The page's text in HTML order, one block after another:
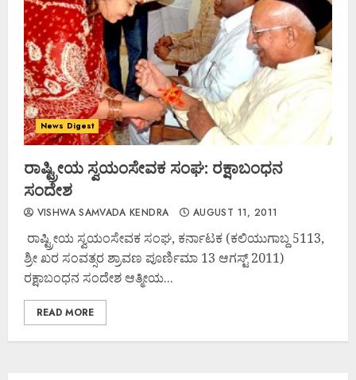
News Digest
ರಾಷ್ಟ್ರೀಯ ಸ್ವಯಂಸೇವಕ ಸಂಘ: ರಕ್ಷಾಬಂಧನ
ಸಂದೇಶ
VISHWA SAMVADA KENDRA AUGUST 11, 2011
ರಾಷ್ಟ್ರೀಯ ಸ್ವಯಂಸೇವಕ ಸಂಘ, ಕರ್ನಾಟಕ (ಕಲಿಯುಗಾಬ್ದ 5113,
ಶ್ರೀ ಖರ ಸಂವತ್ಸರ ಶ್ರಾವಣ ಪೂರ್ಣಿಮಾ 13 ಆಗಸ್ಟ್ 2011)
ರಕ್ಷಾಬಂಧನ ಸಂದೇಶ ಆತ್ಮೀಯ...
READ MORE